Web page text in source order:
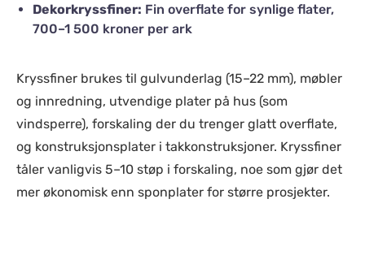
Dekorkryssfiner: Fin overflate for synlige flater,
700–1 500 kroner per ark
Kryssfiner brukes til gulvunderlag (15–22 mm), møbler
og innredning, utvendige plater på hus (som
vindsperre), forskaling der du trenger glatt overflate,
og konstruksjonsplater i takkonstruksjoner. Kryssfiner
tåler vanligvis 5–10 støp i forskaling, noe som gjør det
mer økonomisk enn sponplater for større prosjekter.